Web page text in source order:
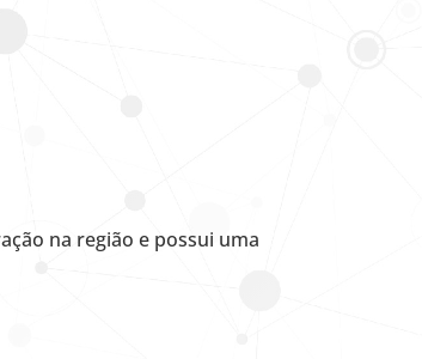
na região e possui uma